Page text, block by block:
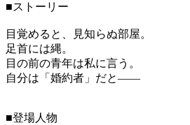
■ストーリー
目覚めると、見知らぬ部屋。
足首には縄。
目の前の青年は私に言う。
自分は「婚約者」だと――
■登場人物